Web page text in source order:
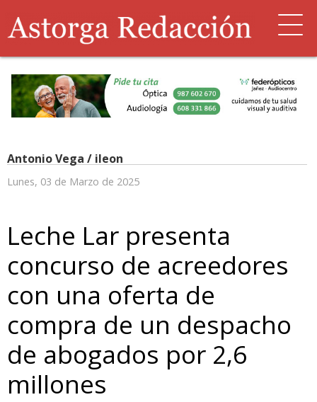
Antonio Vega / ileon
Lunes, 03 de Marzo de 2025
Leche Lar presenta
concurso de acreedores
con una oferta de
compra de un despacho
de abogados por 2,6
millones